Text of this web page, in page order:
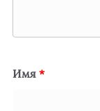
Имя *